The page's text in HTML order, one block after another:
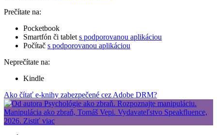
Prečítate na:
Pocketbook
Smartfón či tablet s podporovanou aplikáciou
Počítač s podporovanou aplikáciou
Neprečítate na:
Kindle
Ako čítať e-knihy zabezpečené cez Adobe DRM?